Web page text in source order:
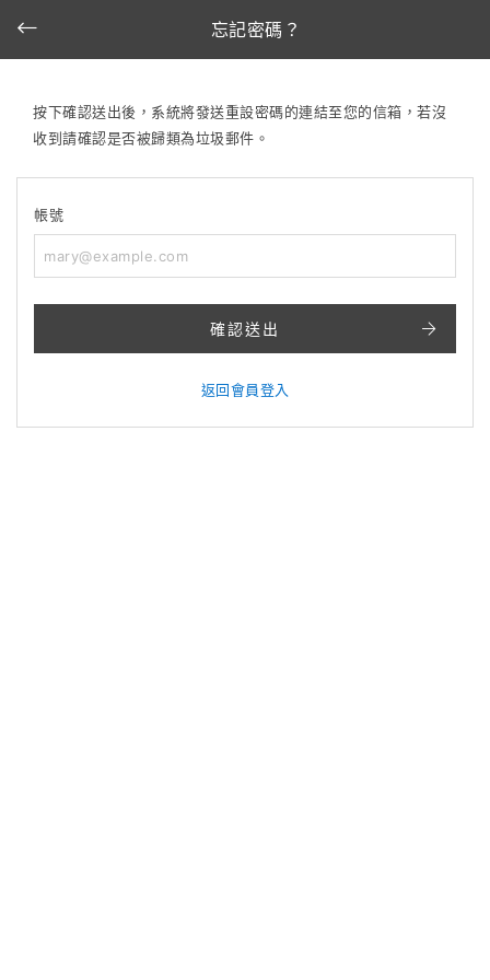
忘記密碼？
按下確認送出後，系統將發送重設密碼的連結至您的信箱，若沒
收到請確認是否被歸類為垃圾郵件。
帳號
確認送出
返回會員登入